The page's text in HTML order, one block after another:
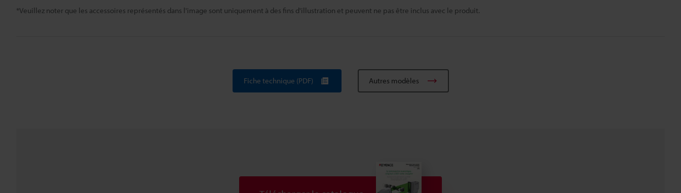
*Veuillez noter que les accessoires représentés dans l'image sont uniquement à des fins d'illustration et peuvent ne pas être inclus avec le produit.
Fiche technique (PDF) Autres modèles